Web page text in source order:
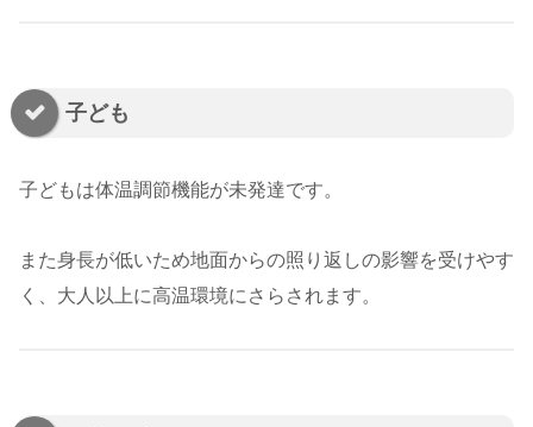
子ども
子どもは体温調節機能が未発達です。
また身長が低いため地面からの照り返しの影響を受けやす
く、大人以上に高温環境にさらされます。